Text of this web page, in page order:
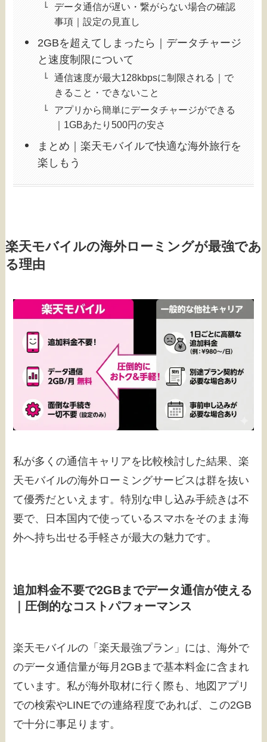
データ通信が遅い・繋がらない場合の確認
事項｜設定の見直し
2GBを超えてしまったら｜データチャージ
と速度制限について
通信速度が最大128kbpsに制限される｜で
きること・できないこと
アプリから簡単にデータチャージができる
｜1GBあたり500円の安さ
まとめ｜楽天モバイルで快適な海外旅行を
楽しもう
楽天モバイルの海外ローミングが最強であ
る理由
私が多くの通信キャリアを比較検討した結果、楽
天モバイルの海外ローミングサービスは群を抜い
て優秀だといえます。特別な申し込み手続きは不
要で、日本国内で使っているスマホをそのまま海
外へ持ち出せる手軽さが最大の魅力です。
追加料金不要で2GBまでデータ通信が使える
｜圧倒的なコストパフォーマンス
楽天モバイルの「楽天最強プラン」には、海外で
のデータ通信量が毎月2GBまで基本料金に含まれ
ています。私が海外取材に行く際も、地図アプリ
での検索やLINEでの連絡程度であれば、この2GB
で十分に事足ります。